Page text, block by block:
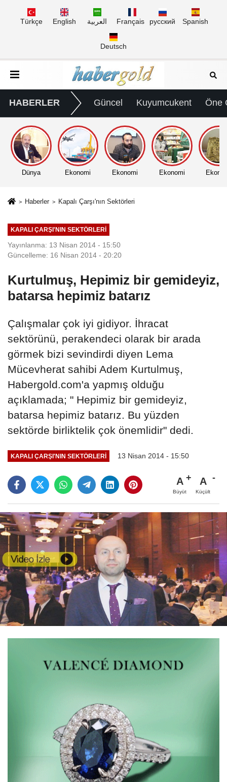
Türkçe English العربية Français русский Spanish
Deutsch
HABERLER Güncel Kuyumcukent Öne
Dünya Ekonomi Ekonomi Ekonomi
Haberler Kapalı Çarşı'nın Sektörleri
KAPALI ÇARŞI'NIN SEKTÖRLERI
Yayınlanma: 13 Nisan 2014 - 15:50
Güncelleme: 16 Nisan 2014 - 20:20
Kurtulmuş, Hepimiz bir gemideyiz,
batarsa hepimiz batarız
Çalışmalar çok iyi gidiyor. İhracat
sektörünü, perakendeci olarak bir arada
görmek bizi sevindirdi diyen Lema
Mücevherat sahibi Adem Kurtulmuş,
Habergold.com'a yapmış olduğu
açıklamada; " Hepimiz bir gemideyiz,
batarsa hepimiz batarız. Bu yüzden
sektörde birliktelik çok önemlidir" dedi.
KAPALI ÇARŞI'NIN SEKTÖRLERI 13 Nisan 2014 - 15:50
A
Büyüt
A
Küçült